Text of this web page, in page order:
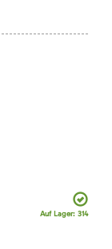
Auf Lager: 314